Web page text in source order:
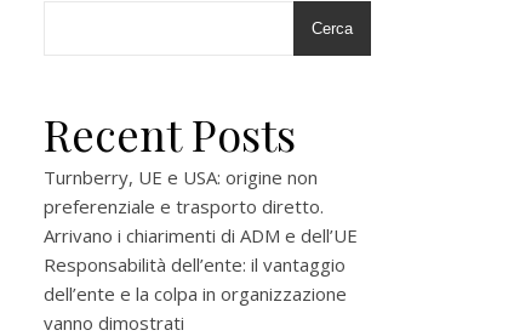
Cerca
Recent Posts
Turnberry, UE e USA: origine non
preferenziale e trasporto diretto.
Arrivano i chiarimenti di ADM e dell’UE
Responsabilità dell’ente: il vantaggio
dell’ente e la colpa in organizzazione
vanno dimostrati